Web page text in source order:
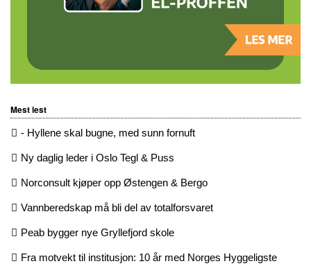
Mest lest
- Hyllene skal bugne, med sunn fornuft
Ny daglig leder i Oslo Tegl & Puss
Norconsult kjøper opp Østengen & Bergo
Vannberedskap må bli del av totalforsvaret
Peab bygger nye Gryllefjord skole
Fra motvekt til institusjon: 10 år med Norges Hyggeligste